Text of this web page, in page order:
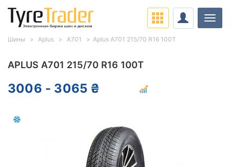
APLUS A701 215/70 R16 100T
3006 - 3065 ₴
Шины Aplus A701 Aplus A701 215/70 R16 100T